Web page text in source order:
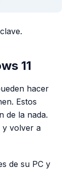
11
hacer
Estos
de la nada.
y volver a
de su PC y